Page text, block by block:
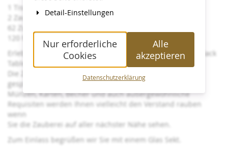
1 Tisch
2 Zauberer
62 Zuschauer
120 Minuten Show
Erleben Sie Christian Jedinat & René Vander Vreken am Black
Table mit faszinierender Zauberei.
Die Zaubershow dauert 2 x 60 Minuten + Pause und ist
gespickt mit Zauberkunststücken unterschiedlichster Art.
Münzen, Karten, Becher und auch außergewöhnliche
Requisiten werden Ihnen vielleicht den Verstand rauben
wenn
Sie die Zauberei auf aller nächster Nähe sehen.
Zum Einlass begrüßen wir Sie mit einem Glas Sekt.
Detail-Einstellungen
Nur erforderliche
Cookies
Alle
akzeptieren
Datenschutzerklärung